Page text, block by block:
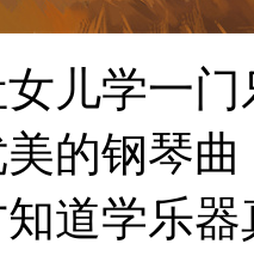
儿学一
的钢琴
道学乐